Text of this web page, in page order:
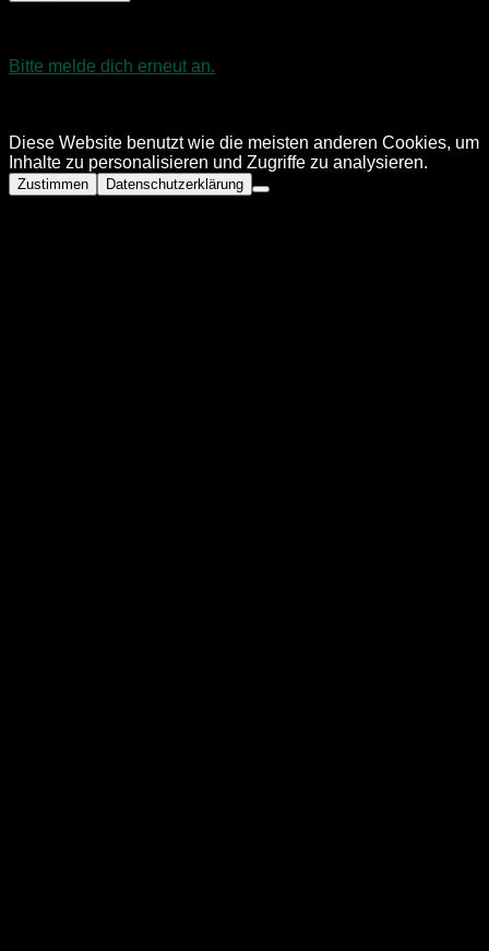
Bitte melde dich erneut an.
Diese Website benutzt wie die meisten anderen Cookies, um
Inhalte zu personalisieren und Zugriffe zu analysieren.
Zustimmen Datenschutzerklärung